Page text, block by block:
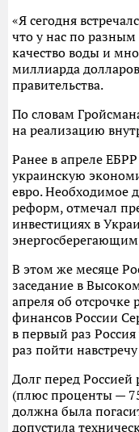
«Я сегодня
что у нас по
качество воды и
миллиарда
правительства.
По словам
на реализацию
Ранее в апреле
украинскую
евро. Необходимое
реформ, отмечал
инвестициях в
В этом же месяце
заседание в
апреля об
финансов России
в первый раз
раз пойти
Долг перед
(плюс проценты —
должна была
допустила